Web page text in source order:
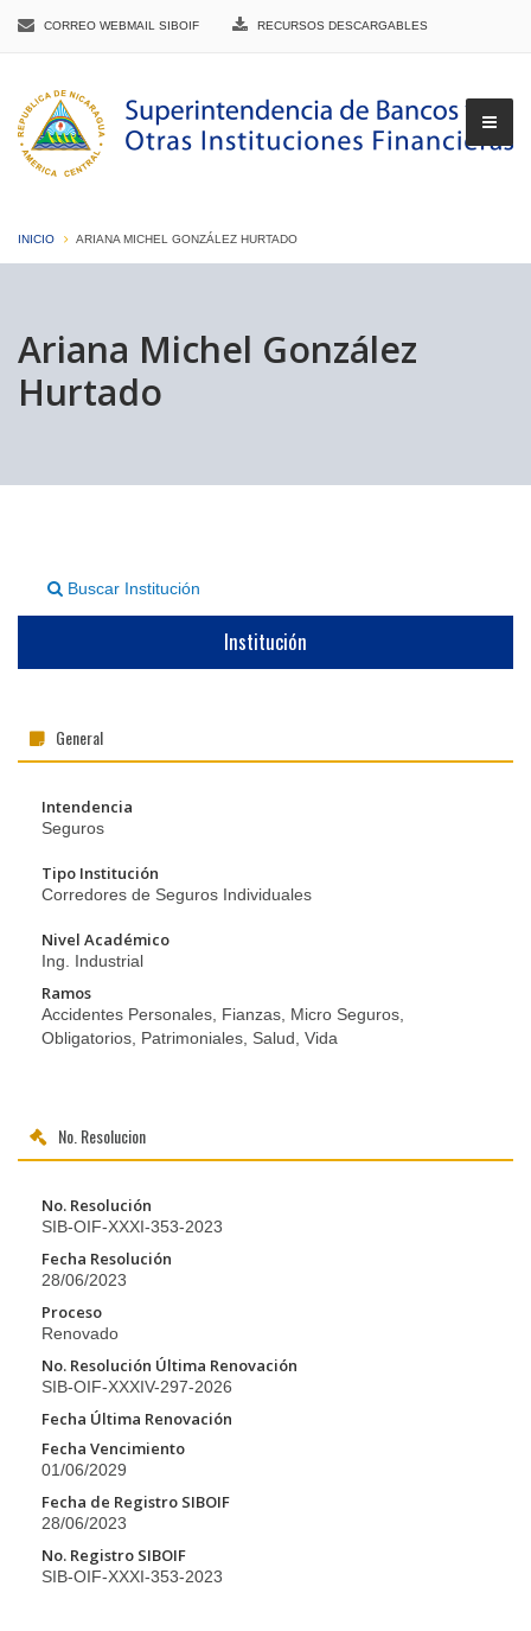
CORREO WEBMAIL SIBOIF RECURSOS DESCARGABLES
INICIO ARIANA MICHEL GONZÁLEZ HURTADO
Ariana Michel González
Hurtado
Buscar Institución
Institución
General
Intendencia
Seguros
Tipo Institución
Corredores de Seguros Individuales
Nivel Académico
Ing. Industrial
Ramos
Accidentes Personales, Fianzas, Micro Seguros,
Obligatorios, Patrimoniales, Salud, Vida
No. Resolucion
No. Resolución
SIB-OIF-XXXI-353-2023
Fecha Resolución
28/06/2023
Proceso
Renovado
No. Resolución Última Renovación
SIB-OIF-XXXIV-297-2026
Fecha Última Renovación
Fecha Vencimiento
01/06/2029
Fecha de Registro SIBOIF
28/06/2023
No. Registro SIBOIF
SIB-OIF-XXXI-353-2023